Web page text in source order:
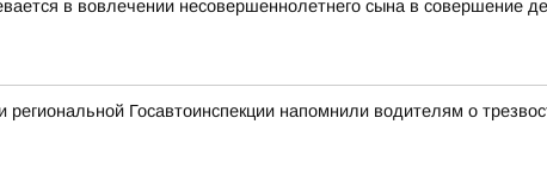
в вовлечении несовершеннолетнего сына в совершение
Госавтоинспекции напомнили водителям о